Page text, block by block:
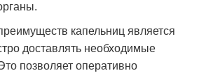
капельниц является
доставлять необходимые
позволяет оперативно